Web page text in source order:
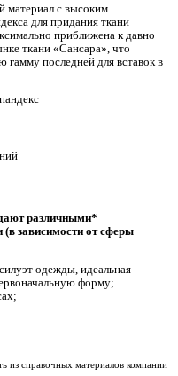
материал с отличными
свойствами, что
в состав ткани
малую усадку
одежде эластичность и
идеальной для пошива
пиллингу.
в местах
темно-синий
материал с